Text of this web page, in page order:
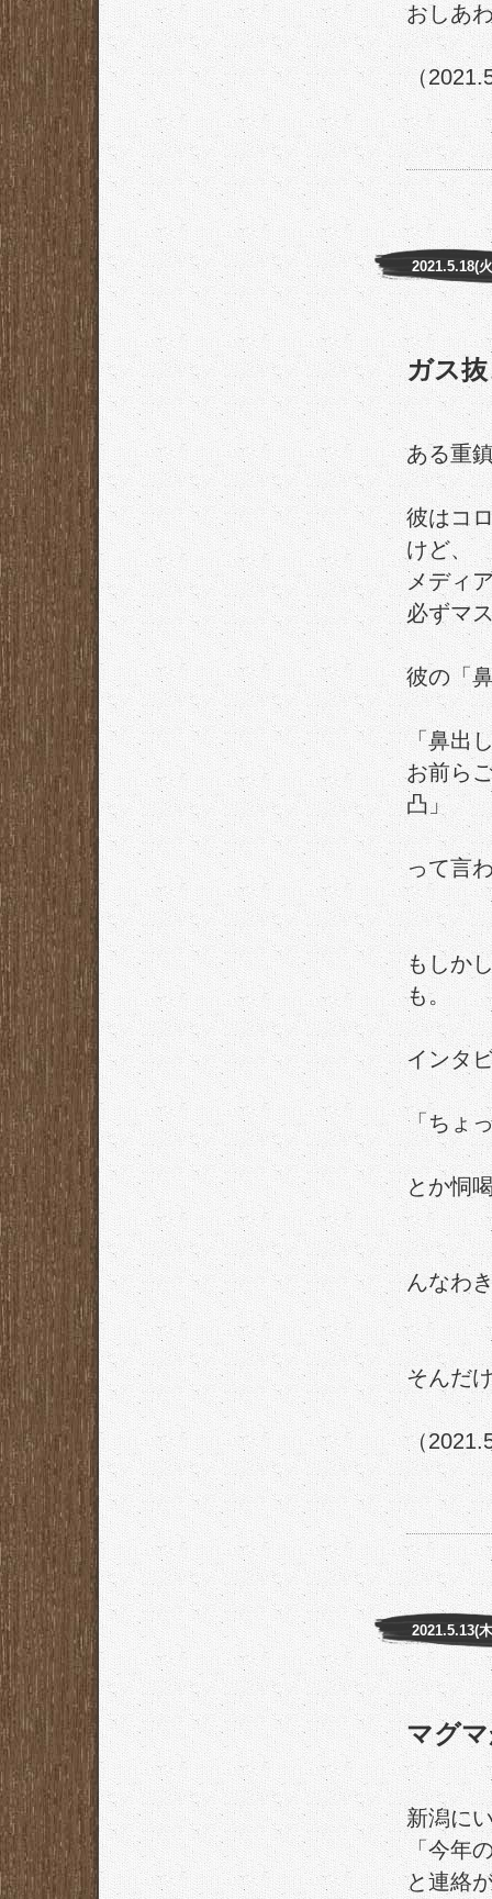
おしあ
（
2021.5.18(
ガス
ある重
彼はコ
けど、
メディ
必ずマ
彼の「
「鼻出
お前ら
凸」
って言
もしか
も。
インタ
「ちょ
とか恫
んなわ
そんだ
（
2021.5.13(
マグ
新潟に
「今年
と連絡